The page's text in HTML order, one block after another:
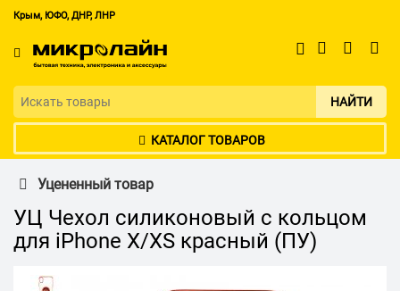
Крым, ЮФО, ДНР, ЛНР
НАЙТИ
КАТАЛОГ ТОВАРОВ
Уцененный товар
УЦ Чехол силиконовый с кольцом
для iPhone X/XS красный (ПУ)